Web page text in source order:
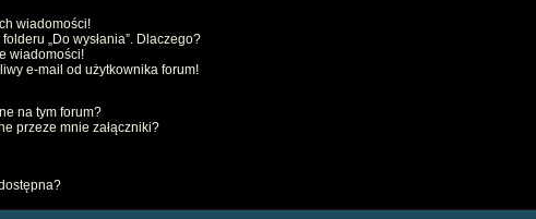
wiadomości!
„Do wysłania”. Dlaczego?
wiadomości!
e-mail od użytkownika forum!
na tym forum?
przeze mnie załączniki?